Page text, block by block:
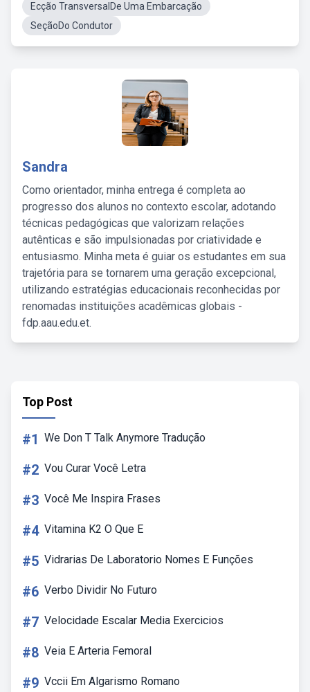
Ecção TransversalDe Uma Embarcação
SeçãoDo Condutor
Sandra
Como orientador, minha entrega é completa ao
progresso dos alunos no contexto escolar, adotando
técnicas pedagógicas que valorizam relações
autênticas e são impulsionadas por criatividade e
entusiasmo. Minha meta é guiar os estudantes em sua
trajetória para se tornarem uma geração excepcional,
utilizando estratégias educacionais reconhecidas por
renomadas instituições acadêmicas globais -
fdp.aau.edu.et.
Top Post
#1 We Don T Talk Anymore Tradução
#2 Vou Curar Você Letra
#3 Você Me Inspira Frases
#4 Vitamina K2 O Que E
#5 Vidrarias De Laboratorio Nomes E Funções
#6 Verbo Dividir No Futuro
#7 Velocidade Escalar Media Exercicios
#8 Veia E Arteria Femoral
#9 Vccii Em Algarismo Romano